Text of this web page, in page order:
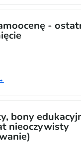
-
bony
nieoczywisty